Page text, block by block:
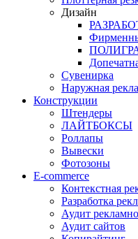
Дизайн
Сувенирка
Наружная
Конструкции
Штендеры
ЛАЙТБОКСЫ
Роллапы
Вывески
Фотозоны
E-commerce
Контекстная
Разработка
Аудит
Аудит сайтов